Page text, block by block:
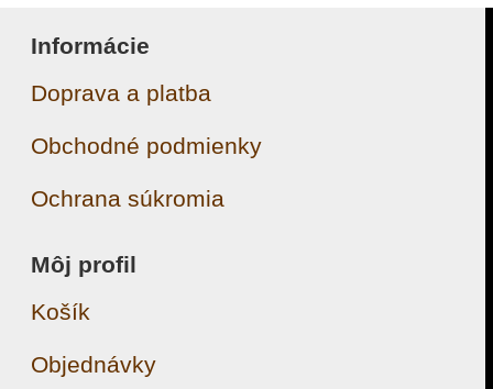
Informácie
Doprava a platba
Obchodné podmienky
Ochrana súkromia
Môj profil
Košík
Objednávky